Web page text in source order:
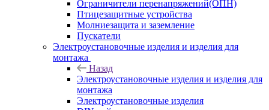
Ограничители перенапряжений(ОПН)
Птицезащитные устройства
Молниезащита и заземление
Пускатели
Электроустановочные изделия и изделия для
монтажа
Назад
Электроустановочные изделия и изделия для
монтажа
Электроустановочные изделия